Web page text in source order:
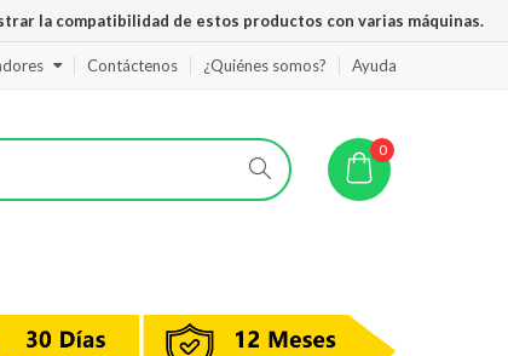
la compatibilidad de estos productos con varias máquinas.
Contáctenos ¿Quiénes somos? Ayuda
0